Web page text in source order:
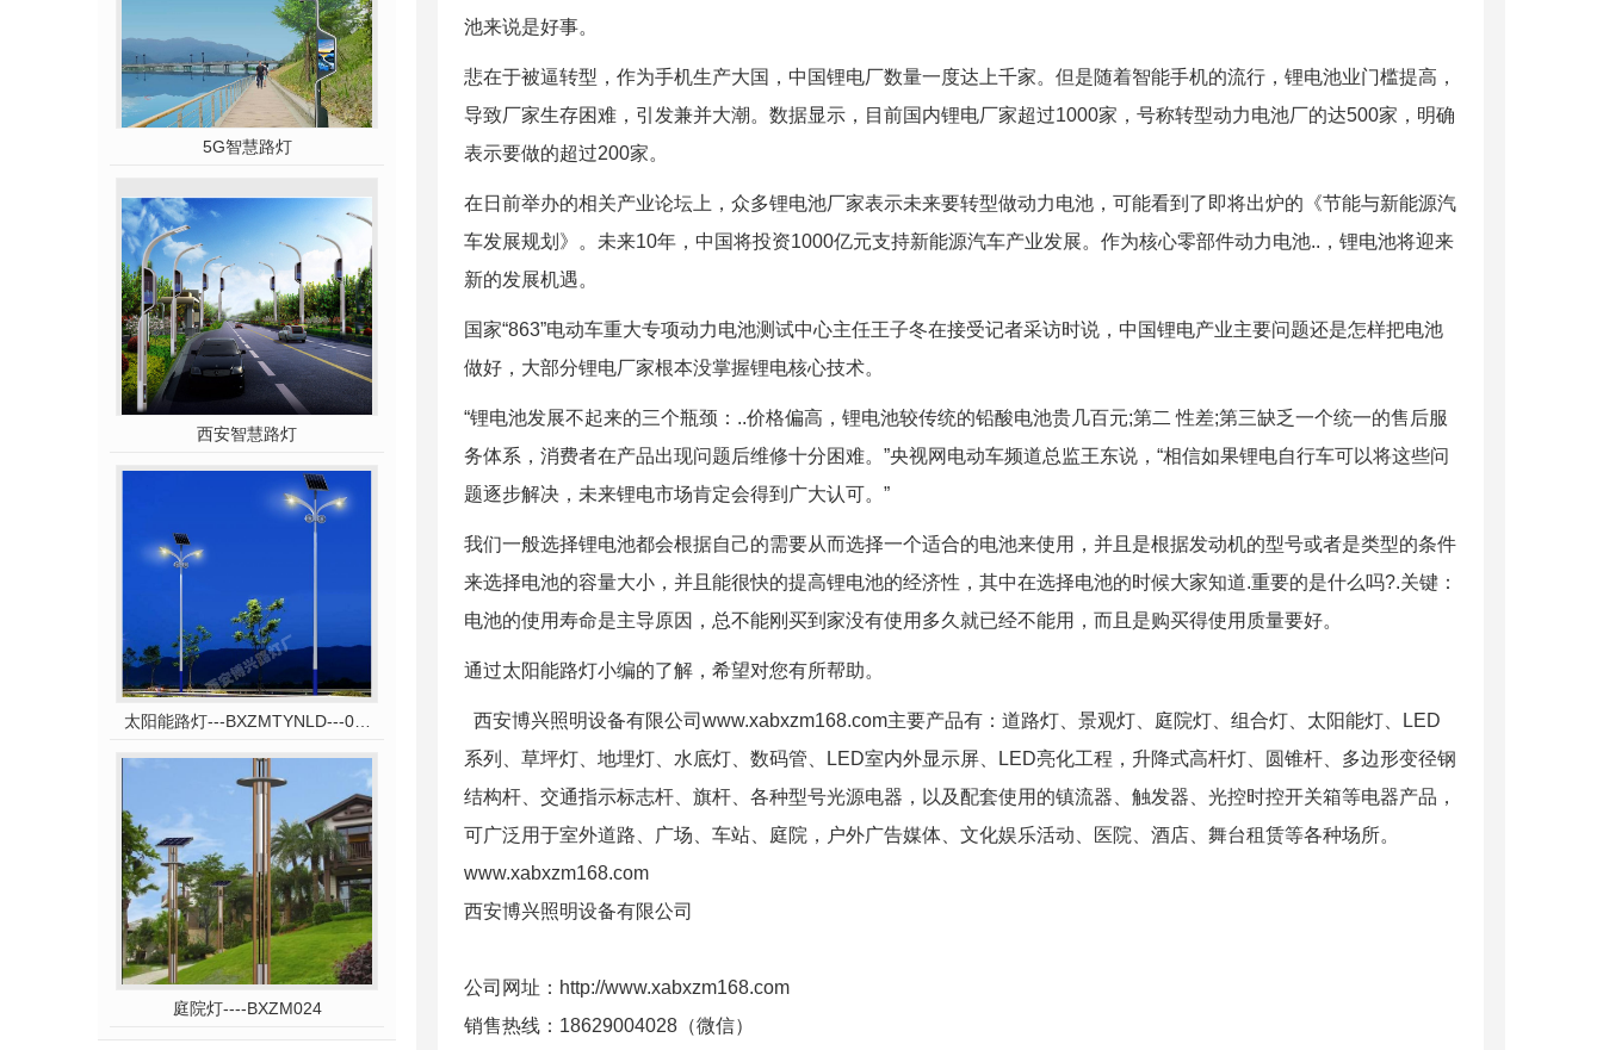
5G智慧路灯
西安智慧路灯
太阳能路灯---BXZMTYNLD---031
庭院灯----BXZM024
池来说是好事。
悲在于被逼转型，作为手机生产大国，中国锂电厂数量一度达上千家。但是随着智能手机的流行，锂电池业门槛提高，
导致厂家生存困难，引发兼并大潮。数据显示，目前国内锂电厂家超过1000家，号称转型动力电池厂的达500家，明确
表示要做的超过200家。
在日前举办的相关产业论坛上，众多锂电池厂家表示未来要转型做动力电池，可能看到了即将出炉的《节能与新能源汽
车发展规划》。未来10年，中国将投资1000亿元支持新能源汽车产业发展。作为核心零部件动力电池..，锂电池将迎来
新的发展机遇。
国家“863”电动车重大专项动力电池测试中心主任王子冬在接受记者采访时说，中国锂电产业主要问题还是怎样把电池
做好，大部分锂电厂家根本没掌握锂电核心技术。
“锂电池发展不起来的三个瓶颈：..价格偏高，锂电池较传统的铅酸电池贵几百元;第二 性差;第三缺乏一个统一的售后服
务体系，消费者在产品出现问题后维修十分困难。”央视网电动车频道总监王东说，“相信如果锂电自行车可以将这些问
题逐步解决，未来锂电市场肯定会得到广大认可。”
我们一般选择锂电池都会根据自己的需要从而选择一个适合的电池来使用，并且是根据发动机的型号或者是类型的条件
来选择电池的容量大小，并且能很快的提高锂电池的经济性，其中在选择电池的时候大家知道.重要的是什么吗?.关键：
电池的使用寿命是主导原因，总不能刚买到家没有使用多久就已经不能用，而且是购买得使用质量要好。
通过太阳能路灯小编的了解，希望对您有所帮助。
西安博兴照明设备有限公司www.xabxzm168.com主要产品有：道路灯、景观灯、庭院灯、组合灯、太阳能灯、LED
系列、草坪灯、地埋灯、水底灯、数码管、LED室内外显示屏、LED亮化工程，升降式高杆灯、圆锥杆、多边形变径钢
结构杆、交通指示标志杆、旗杆、各种型号光源电器，以及配套使用的镇流器、触发器、光控时控开关箱等电器产品，
可广泛用于室外道路、广场、车站、庭院，户外广告媒体、文化娱乐活动、医院、酒店、舞台租赁等各种场所。
www.xabxzm168.com
西安博兴照明设备有限公司
公司网址：http://www.xabxzm168.com
销售热线：18629004028（微信）